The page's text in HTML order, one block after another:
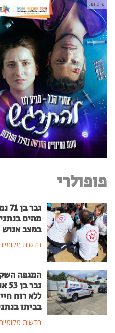
פרסומת
פופולרי
גבר
מהים
במצב אנוש
חדשות
המגפה
גבר
ללא רוח
בביתו
חדשות